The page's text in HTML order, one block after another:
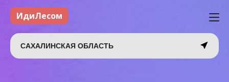
ИдиЛесом
САХАЛИНСКАЯ ОБЛАСТЬ